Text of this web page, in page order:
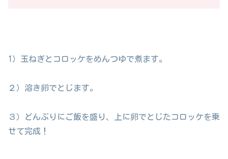
1）玉ねぎとコロッケをめんつゆで煮ます。
２）溶き卵でとじます。
３）どんぶりにご飯を盛り、上に卵でとじたコロッケを乗
せて完成！